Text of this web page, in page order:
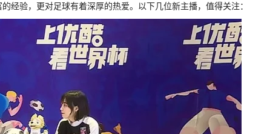
经验，更对足球有着深厚的热爱。以下几位新主播，值得关注：